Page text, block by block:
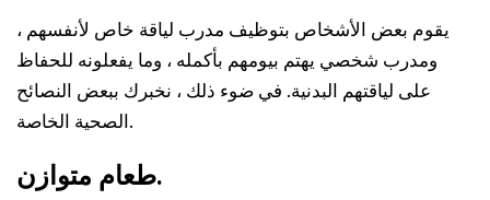
يقوم بعض الأشخاص بتوظيف مدرب لياقة خاص لأنفسهم ،
ومدرب شخصي يهتم بيومهم بأكمله ، وما يفعلونه للحفاظ
على لياقتهم البدنية. في ضوء ذلك ، نخبرك ببعض النصائح
الصحية الخاصة.
طعام متوازن.